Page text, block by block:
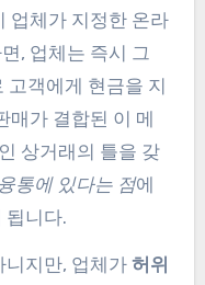
업체가 지정한 온라
, 업체는 즉시 그
고객에게 현금을 지
매가 결합된 이 메
상거래의 틀을 갖
통에 있다는 점에
됩니다.
니지만, 업체가 허위